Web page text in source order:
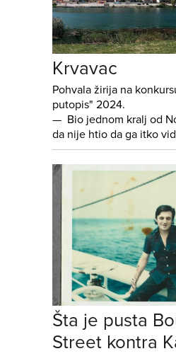
Krvavac
Pohvala žirija na
putopis" 2024.
— Bio jednom kralj od
da nije htio da ga itko
Šta je pusta
Street kontra